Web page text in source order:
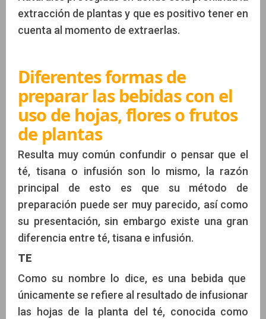
extracción de plantas y que es positivo tener en
cuenta al momento de extraerlas.
Diferentes formas de
preparar las bebidas con el
uso de hojas, flores o frutos
de plantas
Resulta muy común confundir o pensar que el
té, tisana o infusión son lo mismo, la razón
principal de esto es que su método de
preparación puede ser muy parecido, así como
su presentación, sin embargo existe una gran
diferencia entre té, tisana e infusión.
TE
Como su nombre lo dice, es una bebida que
únicamente se refiere al resultado de infusionar
las hojas de la planta del té, conocida como